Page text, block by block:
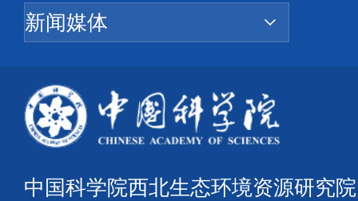
中国科学院西北生态环境资源研